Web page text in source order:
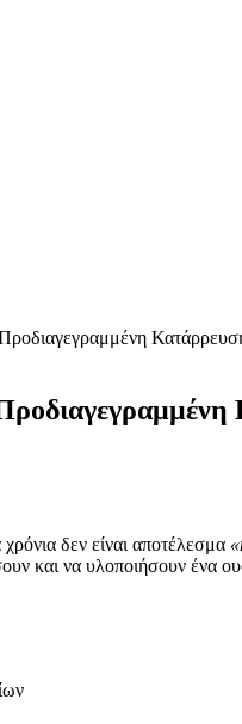
Κατάρρευση
δεν είναι αποτέλεσμα
και να υλοποιήσουν ένα